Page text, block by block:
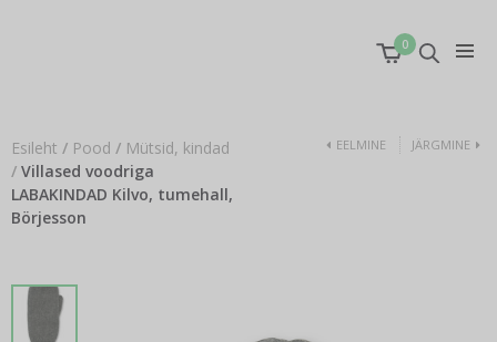
0
Esileht / Pood / Mütsid, kindad
/ Villased voodriga
LABAKINDAD Kilvo, tumehall,
Börjesson
EELMINE JÄRGMINE